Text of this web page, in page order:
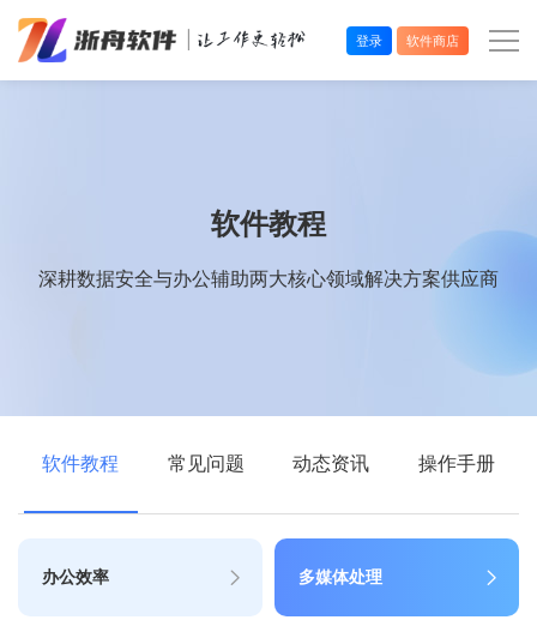
登录 软件商店
软件教程
深耕数据安全与办公辅助两大核心领域解决方案供应商
软件教程 常见问题 动态资讯 操作手册
办公效率 多媒体处理